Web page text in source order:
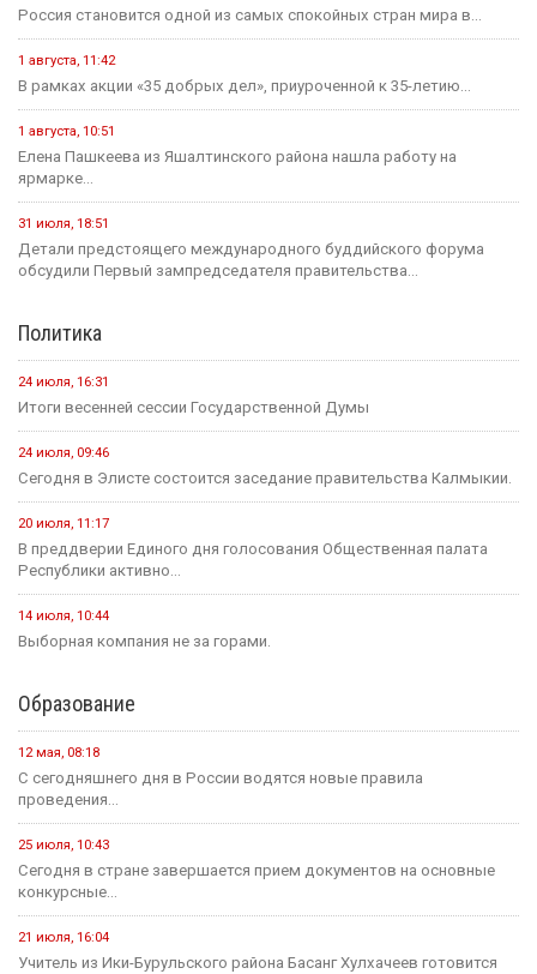
Россия становится одной из самых спокойных стран мира в...
1 августа, 11:42
В рамках акции «35 добрых дел», приуроченной к 35-летию...
1 августа, 10:51
Елена Пашкеева из Яшалтинского района нашла работу на
ярмарке...
31 июля, 18:51
Детали предстоящего международного буддийского форума
обсудили Первый зампредседателя правительства...
Политика
24 июля, 16:31
Итоги весенней сессии Государственной Думы
24 июля, 09:46
Сегодня в Элисте состоится заседание правительства Калмыкии.
20 июля, 11:17
В преддверии Единого дня голосования Общественная палата
Республики активно...
14 июля, 10:44
Выборная компания не за горами.
Образование
12 мая, 08:18
С сегодняшнего дня в России водятся новые правила
проведения...
25 июля, 10:43
Сегодня в стране завершается прием документов на основные
конкурсные...
21 июля, 16:04
Учитель из Ики-Бурульского района Басанг Хулхачеев готовится